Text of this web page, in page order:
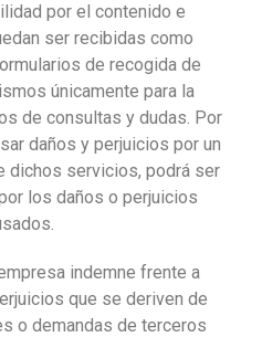
por el contenido e
ser recibidas como
de recogida de
únicamente para la
de consultas y dudas. Por
daños y perjuicios por un
dichos servicios, podrá ser
los daños o perjuicios
indemne frente a
que se deriven de
o demandas de terceros